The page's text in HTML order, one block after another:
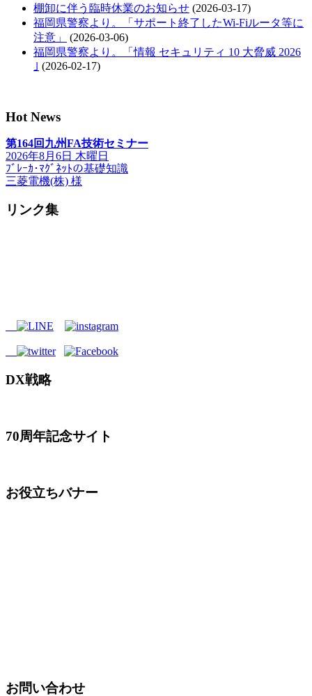
棚卸に伴う臨時休業のお知らせ (2026-03-17)
福岡県警察より。「サポート終了したWi-Fiルータ等に
注意」
(2026-03-06)
福岡県警察より。「情報 セキュリティ 10 大脅威 2026
｣ (2026-02-17)
Hot News
第164回九州FA技術セミナー
2026年8月6日 木曜日
ﾌﾞﾚｰｶ･ﾏｸﾞﾈｯﾄの基礎知識
三菱電機(株) 様
リンク集
DX戦略
70周年記念サイト
お役立ちバナー
お問い合わせ